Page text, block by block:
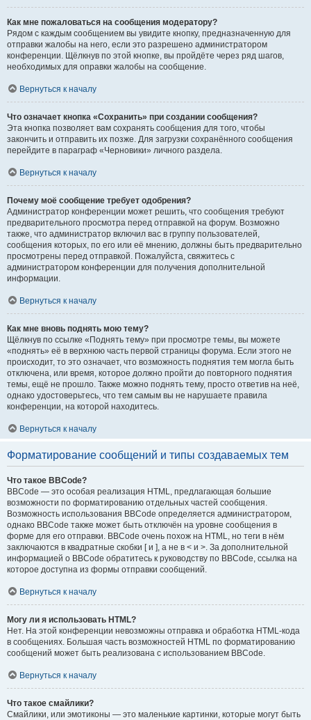
Как мне пожаловаться на сообщения модератору?
Рядом с каждым сообщением вы увидите кнопку, предназначенную для
отправки жалобы на него, если это разрешено администратором
конференции. Щёлкнув по этой кнопке, вы пройдёте через ряд шагов,
необходимых для оправки жалобы на сообщение.
Вернуться к началу
Что означает кнопка «Сохранить» при создании сообщения?
Эта кнопка позволяет вам сохранять сообщения для того, чтобы
закончить и отправить их позже. Для загрузки сохранённого сообщения
перейдите в параграф «Черновики» личного раздела.
Вернуться к началу
Почему моё сообщение требует одобрения?
Администратор конференции может решить, что сообщения требуют
предварительного просмотра перед отправкой на форум. Возможно
также, что администратор включил вас в группу пользователей,
сообщения которых, по его или её мнению, должны быть предварительно
просмотрены перед отправкой. Пожалуйста, свяжитесь с
администратором конференции для получения дополнительной
информации.
Вернуться к началу
Как мне вновь поднять мою тему?
Щёлкнув по ссылке «Поднять тему» при просмотре темы, вы можете
«поднять» её в верхнюю часть первой страницы форума. Если этого не
происходит, то это означает, что возможность поднятия тем могла быть
отключена, или время, которое должно пройти до повторного поднятия
темы, ещё не прошло. Также можно поднять тему, просто ответив на неё,
однако удостоверьтесь, что тем самым вы не нарушаете правила
конференции, на которой находитесь.
Вернуться к началу
Форматирование сообщений и типы создаваемых тем
Что такое BBCode?
BBCode — это особая реализация HTML, предлагающая большие
возможности по форматированию отдельных частей сообщения.
Возможность использования BBCode определяется администратором,
однако BBCode также может быть отключён на уровне сообщения в
форме для его отправки. BBCode очень похож на HTML, но теги в нём
заключаются в квадратные скобки [ и ], а не в < и >. За дополнительной
информацией о BBCode обратитесь к руководству по BBCode, ссылка на
которое доступна из формы отправки сообщений.
Вернуться к началу
Могу ли я использовать HTML?
Нет. На этой конференции невозможны отправка и обработка HTML-кода
в сообщениях. Большая часть возможностей HTML по форматированию
сообщений может быть реализована с использованием BBCode.
Вернуться к началу
Что такое смайлики?
Смайлики, или эмотиконы — это маленькие картинки, которые могут быть